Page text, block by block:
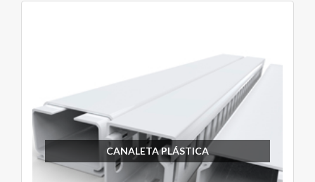
CANALETA PLÁSTICA